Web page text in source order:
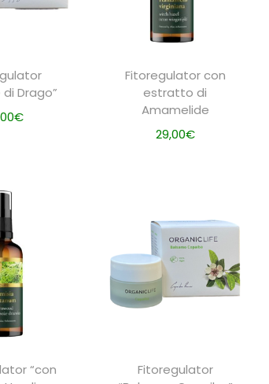
Drago”
€
Fitoregulator con
estratto di
Amamelide
29,00€
“con
Fitoregulator